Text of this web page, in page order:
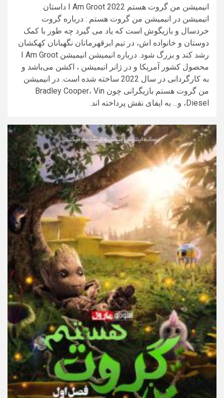
انیمیشن من گروت هستم I Am Groot 2022 داستان
انیمیشن در انیمیشن من گروت هستم : درباره گروت
خردسال و بازیگوش است که یاد می گیرد چه طور با کمک
دوستان و خانواده اش، در تیم ابرقهرمانان نگهبانان کهکشان
رشد کند و بزرگ شود. درباره انیمیشن انیمیشن I Am Groot
محصول کشور آمریکا و در ژانر انیمیشن ، اکشن می‌باشد و
به کارگردانی در سال 2022 ساخته شده است. در انیمیشن
من گروت هستم بازیگرانی چون Bradley Cooper، Vin
Diesel، و... به ایفای نقش پرداخته اند.